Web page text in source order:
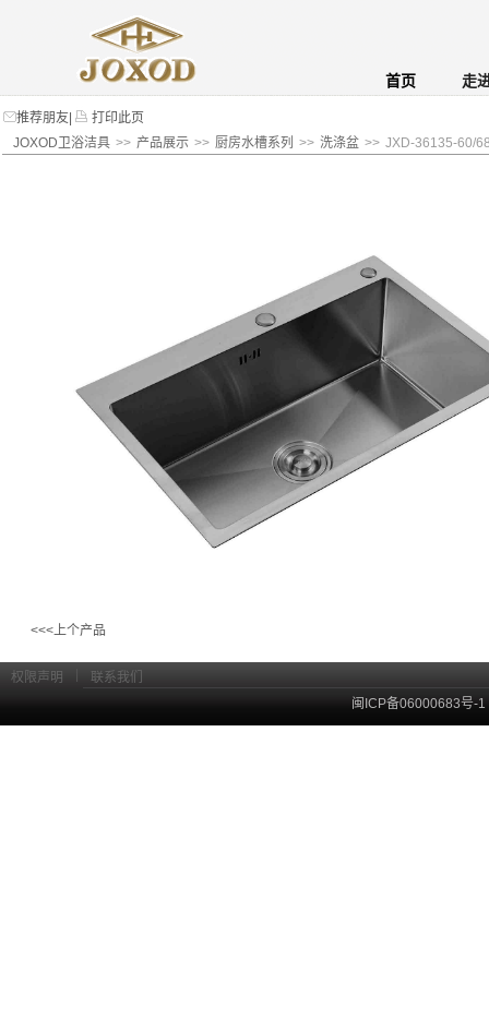
首页 走
推荐朋友
打印此页
JOXOD卫浴洁具 >> 产品展示 >> 厨房水槽系列 >> 洗涤盆 >> JXD-36135-60/
<<<上个产品
权限声明
联系我们
闽ICP备06000683号-1